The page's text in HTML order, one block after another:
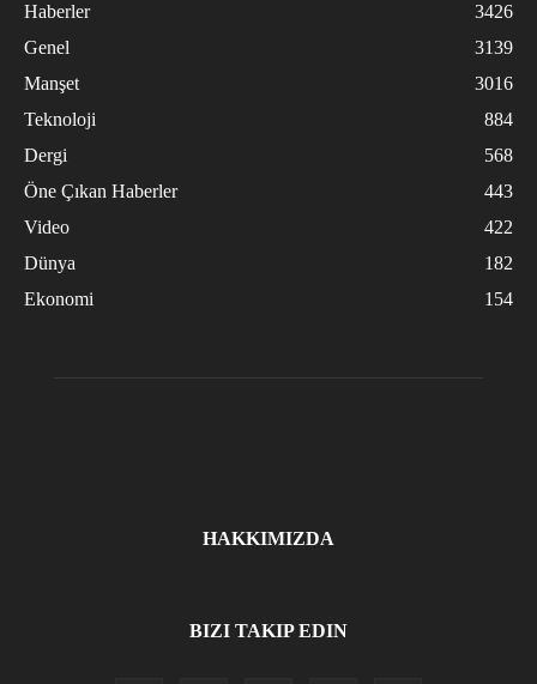
Haberler
3426
Genel
3139
Manşet
3016
Teknoloji
884
Dergi
568
Öne Çıkan Haberler
443
Video
422
Dünya
182
Ekonomi
154
HAKKIMIZDA
BIZI TAKIP EDIN